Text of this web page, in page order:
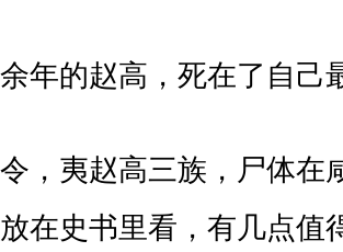
年的赵高，死在了自己
，夷赵高三族，尸体在
在史书里看，有几点值